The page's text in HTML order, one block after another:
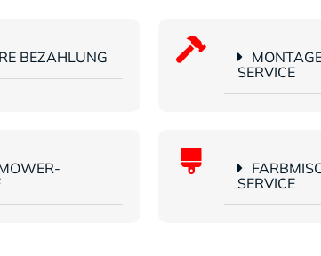
BEZAHLUNG
SERVICE
SERVICE